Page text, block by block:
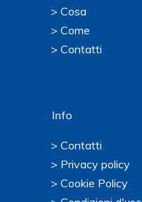
> Cosa
> Come
> Contatti
Info
> Contatti
> Privacy policy
> Cookie Policy